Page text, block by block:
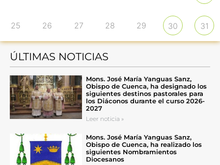
25 26 27 28 29 30 31
ÚLTIMAS NOTICIAS
Mons. José María Yanguas Sanz,
Obispo de Cuenca, ha designado los
siguientes destinos pastorales para
los Diáconos durante el curso 2026-
2027
Leer noticia »
Mons. José María Yanguas Sanz,
Obispo de Cuenca, ha realizado los
siguientes Nombramientos
Diocesanos